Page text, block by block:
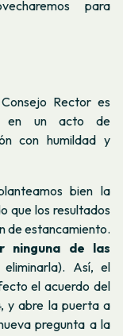
para
Rector es
en un acto de
con humildad y
bien la
que los resultados
de estancamiento.
ninguna de las
Así, el
el acuerdo del
y abre la puerta a
pregunta a la